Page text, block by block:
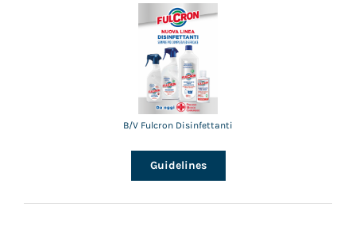
B/V Fulcron Disinfettanti
Guidelines